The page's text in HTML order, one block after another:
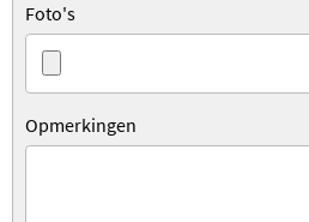
Foto's
Opmerkingen